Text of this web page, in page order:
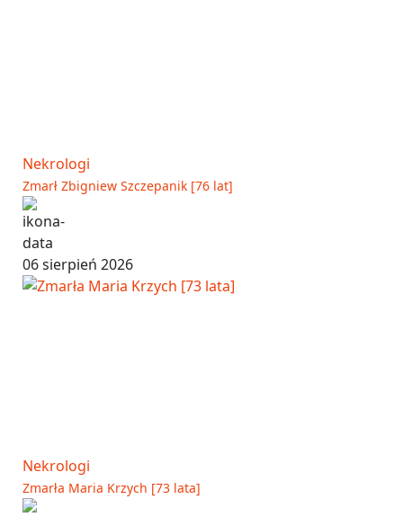
Nekrologi
Zmarł Zbigniew Szczepanik [76 lat]
06 sierpień 2026
Nekrologi
Zmarła Maria Krzych [73 lata]